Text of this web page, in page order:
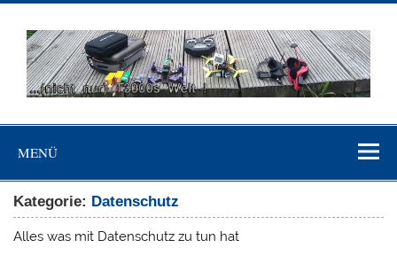
Skip
content
…(nicht nur)
T3000's Welt
es zu sein"(Johann Wolfgang von Goethe)
MENÜ
Kategorie: Datenschutz
Alles was mit Datenschutz zu tun hat